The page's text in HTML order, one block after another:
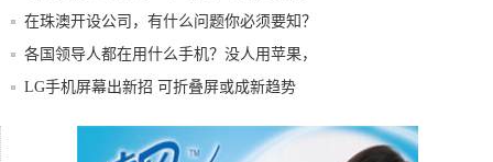
该这
在珠澳开设公司，有什么问题你必须要知？
各国领导人都在用什么手机？没人用苹果，
用这款
LG手机屏幕出新招 可折叠屏或成新趋势
免费的汽车你开过吗？用手机控制你知道怎